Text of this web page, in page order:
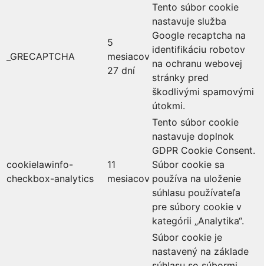
_GRECAPTCHA
5
mesiacov
27 dní
Tento súbor cookie
nastavuje služba
Google recaptcha na
identifikáciu robotov
na ochranu webovej
stránky pred
škodlivými spamovými
útokmi.
cookielawinfo-
checkbox-analytics
11
mesiacov
Tento súbor cookie
nastavuje doplnok
GDPR Cookie Consent.
Súbor cookie sa
používa na uloženie
súhlasu používateľa
pre súbory cookie v
kategórii „Analytika“.
Súbor cookie je
nastavený na základe